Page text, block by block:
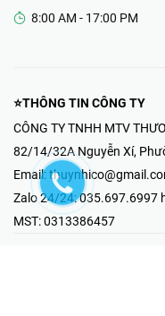
8:00 AM - 17:00 PM
⭐THÔNG TIN CÔNG TY
CÔNG TY TNHH MTV
82/14/32A Nguyễn Xí,
Email:
Zalo 24/24:035.697.6997
MST:0313386457